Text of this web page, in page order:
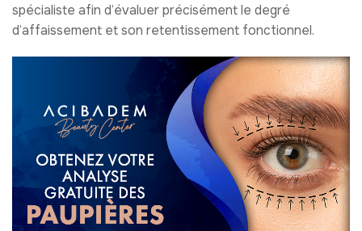
spécialiste afin d’évaluer précisément le degré
d’affaissement et son retentissement fonctionnel.